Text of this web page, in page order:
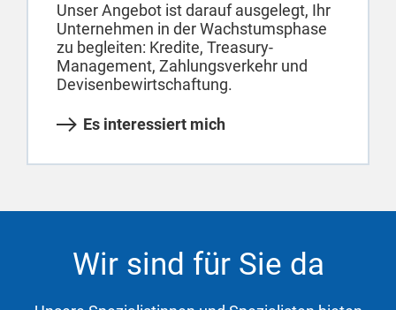
Unser Angebot ist darauf ausgelegt, Ihr
Unternehmen in der Wachstumsphase
zu begleiten: Kredite, Treasury-
Management, Zahlungsverkehr und
Devisenbewirtschaftung.
Es interessiert mich
Wir sind für Sie da